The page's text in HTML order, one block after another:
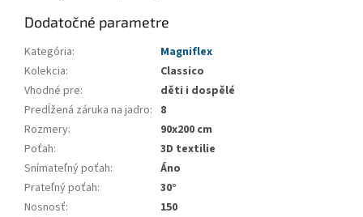
Dodatočné parametre
Kategória:
Magniflex
Kolekcia:
Classico
Vhodné pre:
děti i dospělé
Predĺžená záruka na jadro: 8
Rozmery:
90x200 cm
Poťah:
3D textilie
Snímateľný poťah:
Áno
Prateľný poťah:
30°
Nosnosť:
150